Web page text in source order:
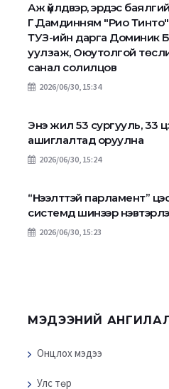
ажиллагаатай танилцлаа
Аж үйлдвэр, эрдэс
Г.Дамдинням "Рио
ТУЗ-ийн дарга Доминик
уулзаж, Оюутолгой
санал солилцов
2026/06/30, 15:34
Энэ жил 53 сургууль, 33
ашиглалтад оруулна
2026/06/30, 15:24
“Нээлттэй парламент”
системд шинээр
2026/06/30, 15:23
МЭДЭЭНИЙ АНГИЛАЛ
Онцлох мэдээ
Улс төр